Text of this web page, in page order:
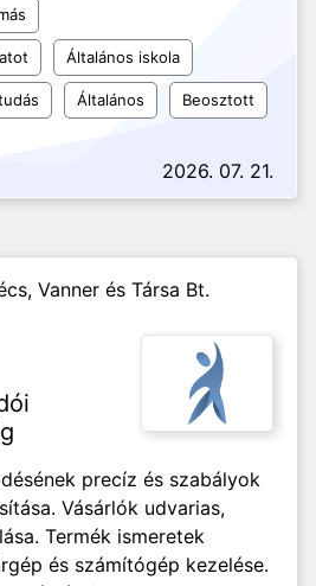
Általános iskola
Általános Beosztott
2026. 07. 21.
Vanner és Társa Bt.
precíz és szabályok
Vásárlók udvarias,
Termék ismeretek
és számítógép kezelése.